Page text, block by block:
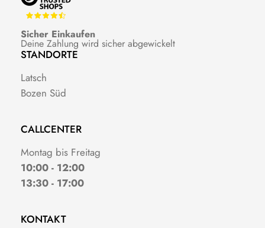
Sicher Einkaufen
Deine Zahlung wird sicher abgewickelt
STANDORTE
Latsch
Bozen Süd
CALLCENTER
Montag bis Freitag
10:00 - 12:00
13:30 - 17:00
KONTAKT